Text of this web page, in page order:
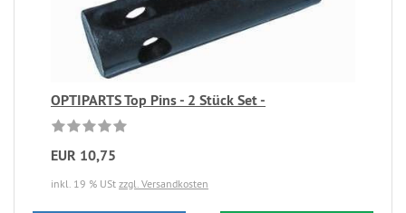
OPTIPARTS Top Pins - 2 Stück Set -
EUR 10,75
inkl. 19 % USt zzgl. Versandkosten